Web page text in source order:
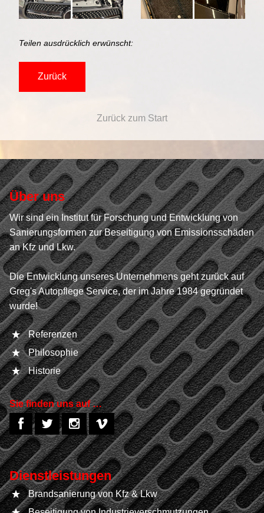
Teilen ausdrücklich erwünscht:
Zurück
Zurück zum Start
Über uns
Wir sind ein Institut für Forschung und Entwicklung von
Sanierungsformen zur Beseitigung von Emissionsschäden
an Kfz und Lkw.
Die Entwicklung unseres Unternehmens geht zurück auf
Greg's Autopflege Service, der im Jahre 1984 gegründet
wurde!
Referenzen
Philosophie
Historie
Sie finden uns auf …
Dienstleistungen
Brandsanierung von Kfz & Lkw